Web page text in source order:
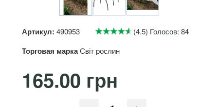
Артикул: 490953 (4.5) Голосов: 84
Торговая маркаСвіт рослин
165.00 грн